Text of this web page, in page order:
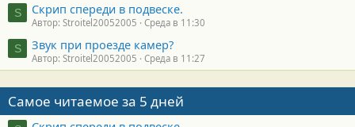
S Скрип спереди в подвеске.
Автор: Stroitel20052005 Среда в 11:30
S Звук при проезде камер?
Автор: Stroitel20052005 Среда в 11:27
Самое читаемое за 5 дней